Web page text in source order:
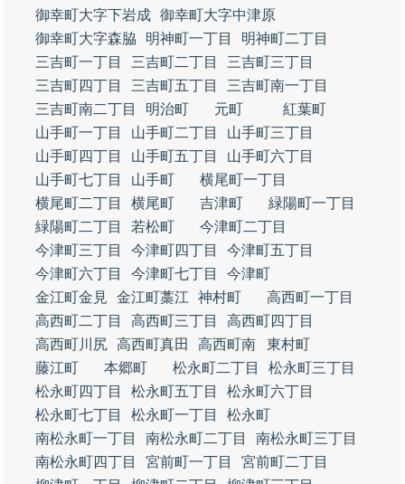
御幸町大字下岩成 御幸町大字中津原
御幸町大字森脇
明神町一丁目
明神町二丁目
三吉町一丁目
三吉町二丁目
三吉町三丁目
三吉町四丁目
三吉町五丁目
三吉町南一丁目
三吉町南二丁目
明治町 元町
紅葉町
山手町一丁目
山手町二丁目
山手町三丁目
山手町四丁目
山手町五丁目
山手町六丁目
山手町七丁目
山手町
横尾町一丁目
横尾町二丁目
横尾町 吉津町
緑陽町一丁目
緑陽町二丁目
若松町
今津町二丁目
今津町三丁目
今津町四丁目
今津町五丁目
今津町六丁目
今津町七丁目
今津町
金江町金見
金江町藁江 神村町
高西町一丁目
高西町二丁目
高西町三丁目
高西町四丁目
高西町川尻 高西町真田 高西町南
東村町
藤江町
本郷町 松永町二丁目
松永町三丁目
松永町四丁目
松永町五丁目
松永町六丁目
松永町七丁目
松永町一丁目
松永町
南松永町一丁目
南松永町二丁目
南松永町三丁目
南松永町四丁目
宮前町一丁目
宮前町二丁目